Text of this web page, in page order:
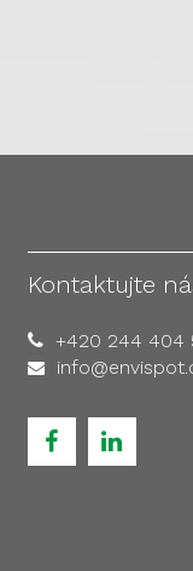
Kontaktujte
+420 244 404